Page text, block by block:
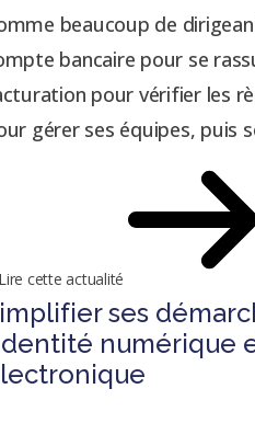
beaucoup de
bancaire pour se
pour vérifier les
gérer ses équipes, puis
cette actualité
ses
numérique